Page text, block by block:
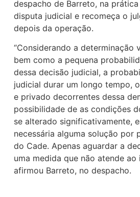
despacho de Barreto, na
disputa judicial e recomeça o
depois da operação.
“Considerando a determinação
bem como a pequena
dessa decisão judicial, a
judicial durar um longo tempo,
e privado decorrentes dessa
possibilidade de as condições
se alterado significativamente,
necessária alguma solução por
do Cade. Apenas aguardar a
uma medida que não atende ao
afirmou Barreto, no despacho.